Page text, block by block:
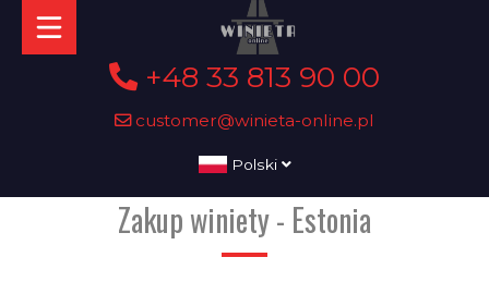
+48 33 813 90 00
customer@winieta-online.pl
Polski
Zakup winiety - Estonia